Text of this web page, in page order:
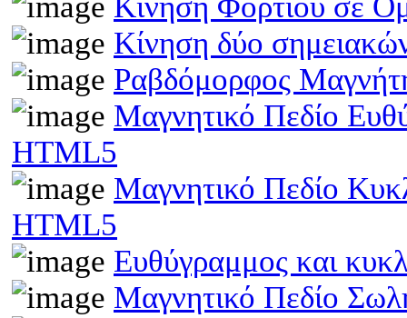
Κίνηση δύο
Ραβδόμορφος
Μαγνητικό Πεδίο
HTML5
Μαγνητικό Πεδίο
HTML5
Ευθύγραμμος και
Μαγνητικό Πεδίο